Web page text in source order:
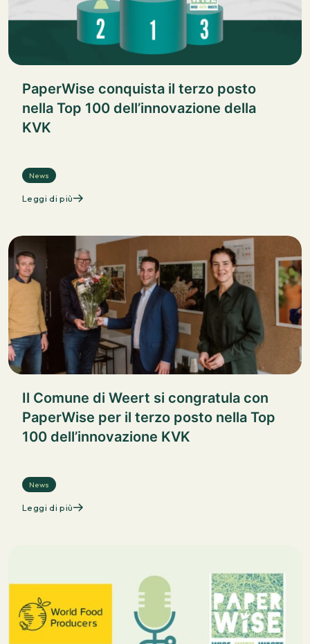
PaperWise conquista il terzo posto
nella Top 100 dell’innovazione della
KVK
News
Leggi di più
Il Comune di Weert si congratula con
PaperWise per il terzo posto nella Top
100 dell’innovazione KVK
News
Leggi di più